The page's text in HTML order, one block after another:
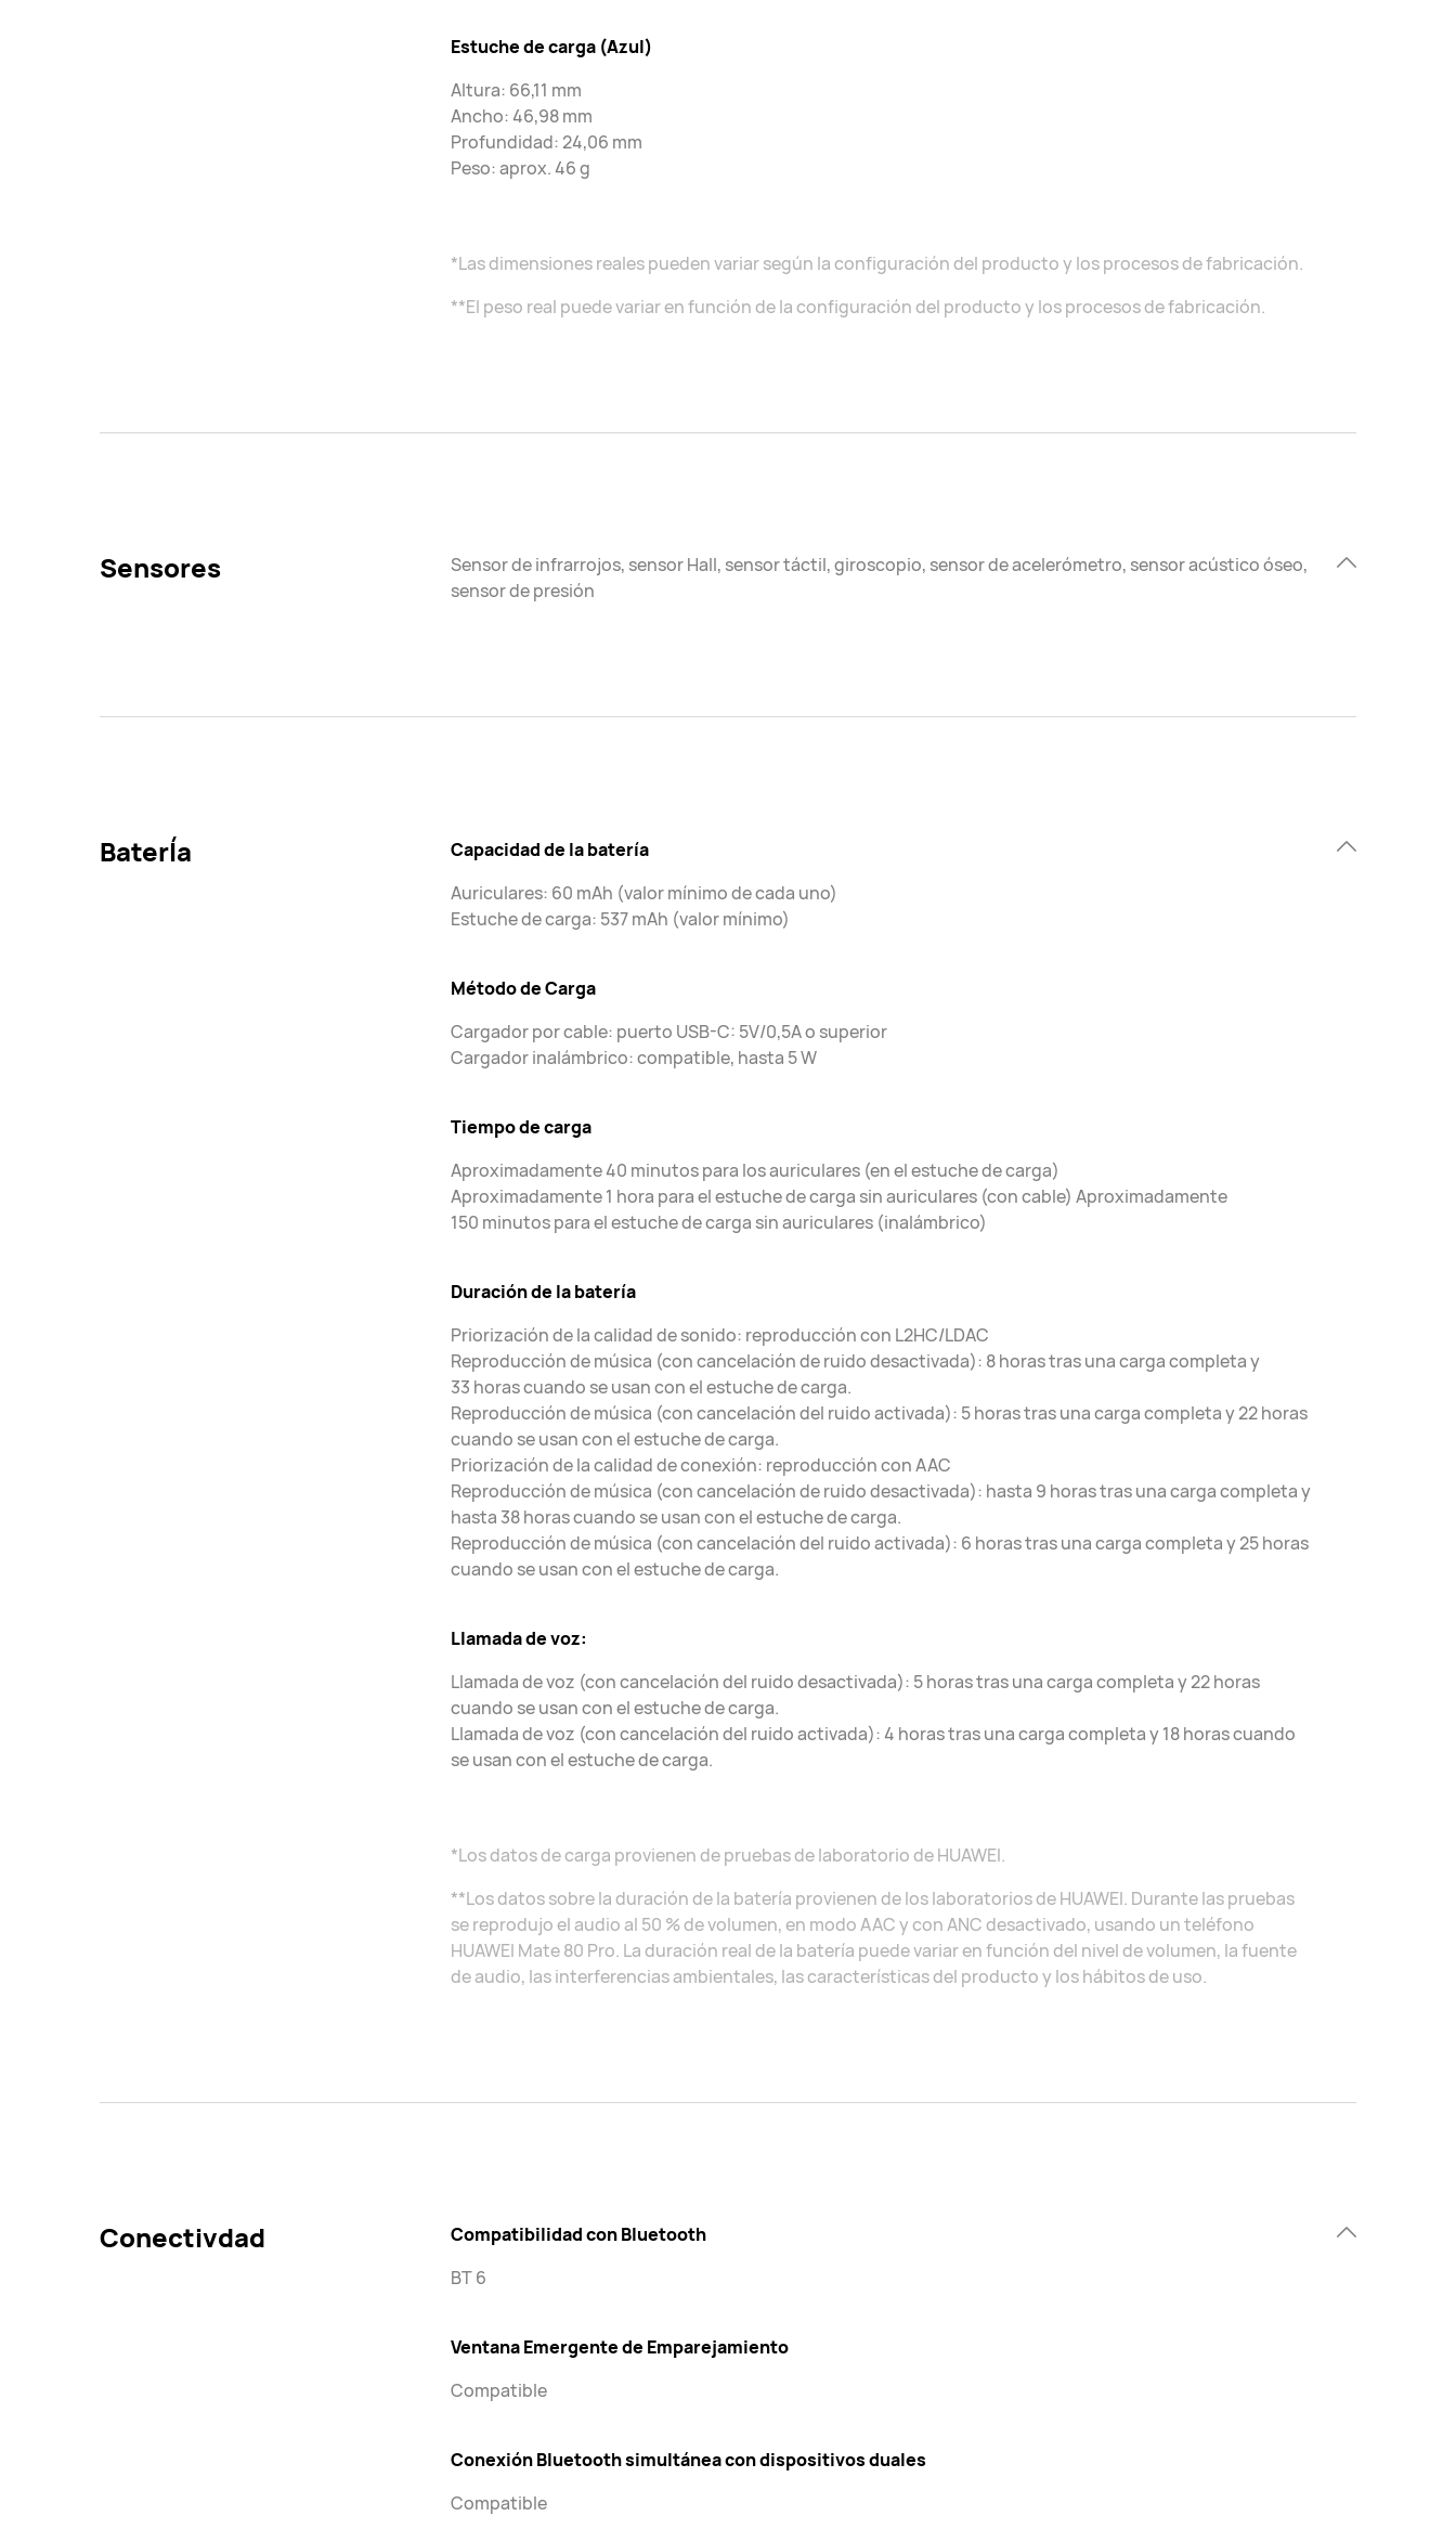
Estuche de carga (Azul)
Altura: 66,11 mm
Ancho: 46,98 mm
Profundidad: 24,06 mm
Peso: aprox. 46 g
*Las dimensiones reales pueden variar según la configuración del producto y los procesos de fabricación.
**El peso real puede variar en función de la configuración del producto y los procesos de fabricación.
Sensores
Sensor de infrarrojos, sensor Hall, sensor táctil, giroscopio, sensor de acelerómetro, sensor acústico óseo,
sensor de presión
BaterÍa
Capacidad de la batería
Auriculares: 60 mAh (valor mínimo de cada uno)
Estuche de carga: 537 mAh (valor mínimo)
Método de Carga
Cargador por cable: puerto USB-C: 5V/0,5A o superior
Cargador inalámbrico: compatible, hasta 5 W
Tiempo de carga
Aproximadamente 40 minutos para los auriculares (en el estuche de carga)
Aproximadamente 1 hora para el estuche de carga sin auriculares (con cable) Aproximadamente
150 minutos para el estuche de carga sin auriculares (inalámbrico)
Duración de la batería
Priorización de la calidad de sonido: reproducción con L2HC/LDAC
Reproducción de música (con cancelación de ruido desactivada): 8 horas tras una carga completa y
33 horas cuando se usan con el estuche de carga.
Reproducción de música (con cancelación del ruido activada): 5 horas tras una carga completa y 22 horas
cuando se usan con el estuche de carga.
Priorización de la calidad de conexión: reproducción con AAC
Reproducción de música (con cancelación de ruido desactivada): hasta 9 horas tras una carga completa y
hasta 38 horas cuando se usan con el estuche de carga.
Reproducción de música (con cancelación del ruido activada): 6 horas tras una carga completa y 25 horas
cuando se usan con el estuche de carga.
Llamada de voz:
Llamada de voz (con cancelación del ruido desactivada): 5 horas tras una carga completa y 22 horas
cuando se usan con el estuche de carga.
Llamada de voz (con cancelación del ruido activada): 4 horas tras una carga completa y 18 horas cuando
se usan con el estuche de carga.
*Los datos de carga provienen de pruebas de laboratorio de HUAWEI.
**Los datos sobre la duración de la batería provienen de los laboratorios de HUAWEI. Durante las pruebas
se reprodujo el audio al 50 % de volumen, en modo AAC y con ANC desactivado, usando un teléfono
HUAWEI Mate 80 Pro. La duración real de la batería puede variar en función del nivel de volumen, la fuente
de audio, las interferencias ambientales, las características del producto y los hábitos de uso.
Conectivdad
Compatibilidad con Bluetooth
BT 6
Ventana Emergente de Emparejamiento
Compatible
Conexión Bluetooth simultánea con dispositivos duales
Compatible